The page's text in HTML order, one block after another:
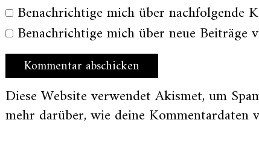
Benachrichtige mich über nachfolgende
Benachrichtige mich über neue Beiträge
Diese Website verwendet Akismet, um
mehr darüber, wie deine Kommentardaten